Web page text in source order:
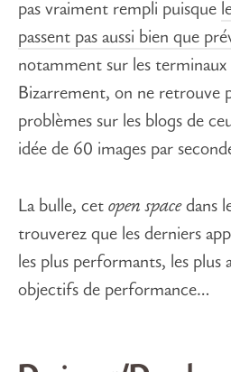
pas vraiment rempli puisque
passent pas aussi bien que
notamment sur les
Bizarrement, on ne retrouve
problèmes sur les blogs de
idée de 60 images par
La bulle, cet open spacedans
trouverez que les derniers
les plus performants, les plus
objectifs de performance…